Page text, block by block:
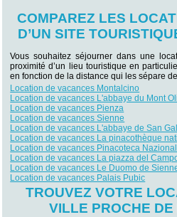
COMPAREZ LES
D’UN SITE
Vous souhaitez séjourner dans une
proximité d’un lieu touristique en
en fonction de la distance qui les sépare
Location de vacances Montalcino
Location de vacances L'abbaye du Mont
Location de vacances Pienza
Location de vacances Sienne
Location de vacances L'abbaye de San
Location de vacances La pinacothèque
Location de vacances Pinacoteca
Location de vacances La piazza del
Location de vacances Le Duomo de
Location de vacances Palais Pubic
TROUVEZ VOTRE
VILLE PROCHE